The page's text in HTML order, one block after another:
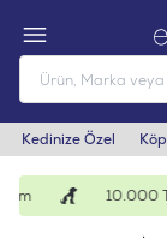
Kedinize Özel
10.000